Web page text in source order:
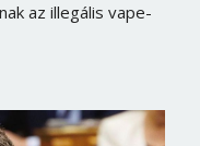
az illegális vape-